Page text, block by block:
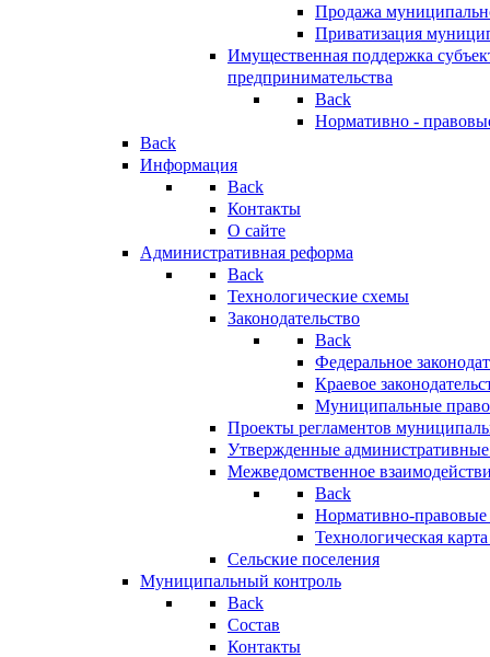
Продажа
Приватизация
Имущественная поддержка
предпринимательства
Back
Нормативно -
Back
Информация
Back
Контакты
О сайте
Административная реформа
Back
Технологические схемы
Законодательство
Back
Федеральное
Краевое
Муниципальные
Проекты регламентов
Утвержденные
Межведомственное
Back
Нормативно-правовые
Технологическая
Сельские поселения
Муниципальный контроль
Back
Состав
Контакты